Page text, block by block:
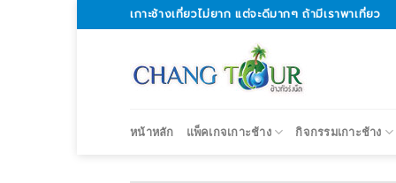
to
เกาะช้างเที่ยวไม่ยาก แต่จะดีมากๆ ถ้ามีเราพาเที่ยว
หน้าหลัก แพ็คเกจเกาะช้าง กิจกรรมเกาะช้าง